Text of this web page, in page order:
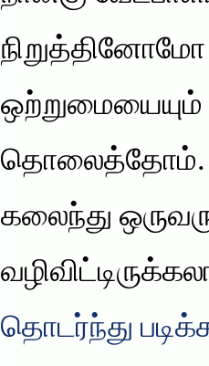
ஒற்றுமையையும்
கலைந்து
தொடர்ந்து